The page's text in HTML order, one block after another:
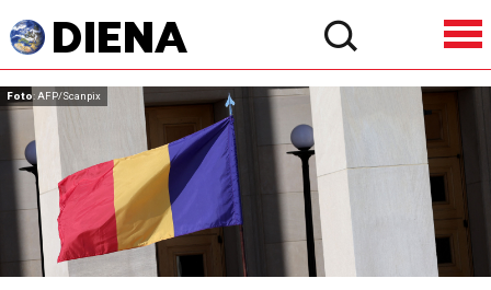
Foto: AFP/Scanpix